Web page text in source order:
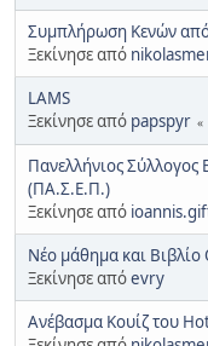
Συμπλήρωση Κενών
Ξεκίνησε από
LAMS
Ξεκίνησε από papspyr
Πανελλήνιος
(ΠΑ.Σ.Ε.Π.)
Ξεκίνησε από
Νέο μάθημα και Βιβλίο
Ξεκίνησε απόevry
Ανέβασμα Κουίζ του